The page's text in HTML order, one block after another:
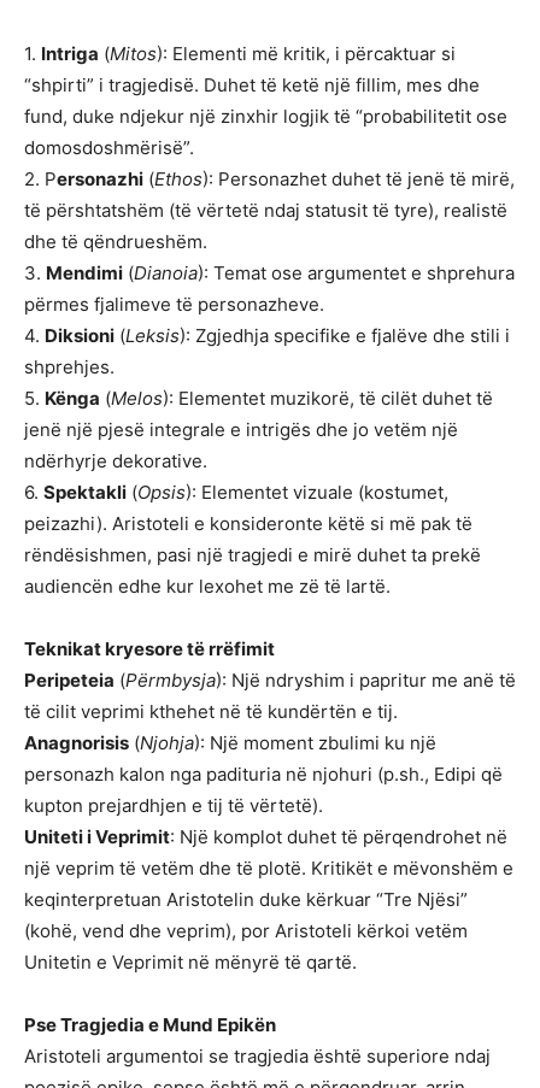
1. Intriga (Mitos): Elementi më kritik, i përcaktuar si
“shpirti” i tragjedisë. Duhet të ketë një fillim, mes dhe
fund, duke ndjekur një zinxhir logjik të “probabilitetit ose
domosdoshmërisë”.
2. Personazhi (Ethos): Personazhet duhet të jenë të mirë,
të përshtatshëm (të vërtetë ndaj statusit të tyre), realistë
dhe të qëndrueshëm.
3. Mendimi (Dianoia): Temat ose argumentet e shprehura
përmes fjalimeve të personazheve.
4. Diksioni (Leksis): Zgjedhja specifike e fjalëve dhe stili i
shprehjes.
5. Kënga (Melos): Elementet muzikorë, të cilët duhet të
jenë një pjesë integrale e intrigës dhe jo vetëm një
ndërhyrje dekorative.
6. Spektakli (Opsis): Elementet vizuale (kostumet,
peizazhi). Aristoteli e konsideronte këtë si më pak të
rëndësishmen, pasi një tragjedi e mirë duhet ta prekë
audiencën edhe kur lexohet me zë të lartë.
Teknikat kryesore të rrëfimit
Peripeteia (Përmbysja): Një ndryshim i papritur me anë të
të cilit veprimi kthehet në të kundërtën e tij.
Anagnorisis (Njohja): Një moment zbulimi ku një
personazh kalon nga padituria në njohuri (p.sh., Edipi që
kupton prejardhjen e tij të vërtetë).
Uniteti i Veprimit: Një komplot duhet të përqendrohet në
një veprim të vetëm dhe të plotë. Kritikët e mëvonshëm e
keqinterpretuan Aristotelin duke kërkuar “Tre Njësi”
(kohë, vend dhe veprim), por Aristoteli kërkoi vetëm
Unitetin e Veprimit në mënyrë të qartë.
Pse Tragjedia e Mund Epikën
Aristoteli argumentoi se tragjedia është superiore ndaj